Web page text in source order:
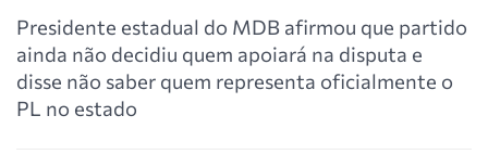
Presidente estadual do MDB afirmou que partido
ainda não decidiu quem apoiará na disputa e
disse não saber quem representa oficialmente o
PL no estado